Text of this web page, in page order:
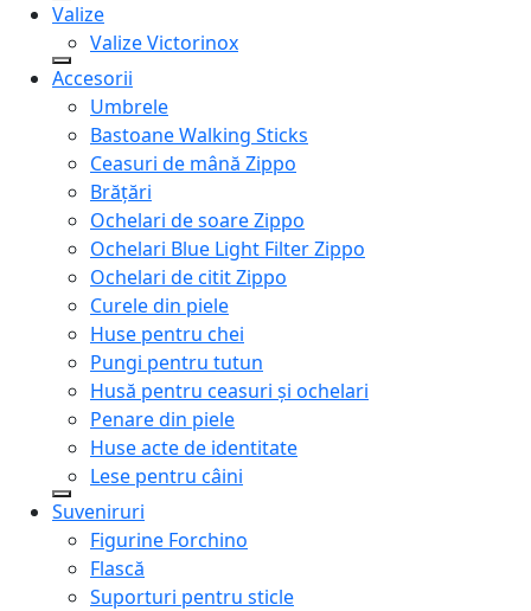
Valize
Valize Victorinox
Accesorii
Umbrele
Bastoane Walking Sticks
Ceasuri de mână Zippo
Brățări
Ochelari de soare Zippo
Ochelari Blue Light Filter Zippo
Ochelari de citit Zippo
Curele din piele
Huse pentru chei
Pungi pentru tutun
Husă pentru ceasuri și ochelari
Penare din piele
Huse acte de identitate
Lese pentru câini
Suveniruri
Figurine Forchino
Flască
Suporturi pentru sticle